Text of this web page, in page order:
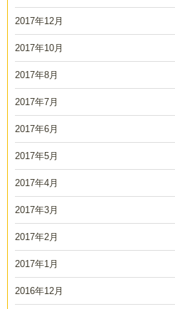
2017年12月
2017年10月
2017年8月
2017年7月
2017年6月
2017年5月
2017年4月
2017年3月
2017年2月
2017年1月
2016年12月